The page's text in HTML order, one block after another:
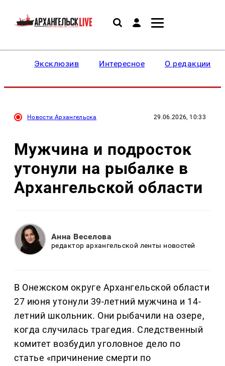
Эксклюзив Интересное О редакции
Новости Архангельска 29.06.2026, 10:33
Мужчина и подросток
утонули на рыбалке в
Архангельской области
Анна Веселова
редактор архангельской ленты новостей
В Онежском округе Архангельской области
27 июня утонули 39-летний мужчина и 14-
летний школьник. Они рыбачили на озере,
когда случилась трагедия. Следственный
комитет возбудил уголовное дело по
статье «причинение смерти по